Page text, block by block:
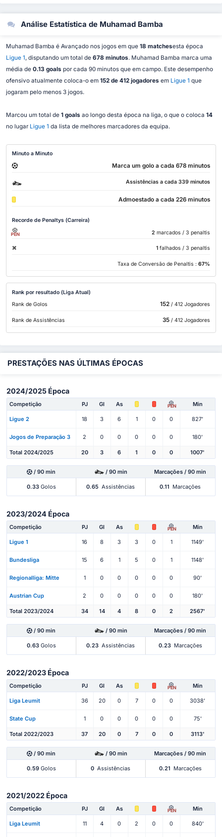
Análise Estatística de Muhamad Bamba
Muhamad Bamba é Avançado nos jogos em que 18 matchesesta época
Ligue 1, disputando um total de 678 minutos. Muhamad Bamba marca uma
média de 0.13 goals por cada 90 minutos que em campo. Este desempenho
ofensivo atualmente coloca-o em 152 de 412 jogadores em Ligue 1 que
jogaram pelo menos 3 jogos.
Marcou um total de 1 goals ao longo desta época na liga, o que o coloca 14
no lugar Ligue 1 da lista de melhores marcadores da equipa.
Minuto a Minuto
Marca um golo a cada 678 minutos
Assistências a cada 339 minutos
Admoestado a cada 226 minutos
Recorde de Penaltys (Carreira)
PEN 2 marcados / 3 penaltis
1 falhados / 3 penaltis
Taxa de Conversão de Penaltis : 67%
Rank por resultado (Liga Atual)
Rank de Golos
152/ 412 Jogadores
Rank de Assistências 35/ 412 Jogadores
PRESTAÇÕES NAS ÚLTIMAS ÉPOCAS
2024/2025 Época
Competição PJ Gl As PEN Min
Ligue 2 18 3 6 1 0 0 827'
Jogos de Preparação 3 2 0 0 0 0 0 180'
Total 2024/2025 20 3 6 1 0 0 1007'
/ 90 min / 90 min Marcações / 90 min
0.33Golos 0.65 Assistências 0.11 Marcações
2023/2024 Época
Competição PJ Gl As PEN Min
Ligue 1 16 8 3 3 0 1 1149'
Bundesliga 15 6 1 5 0 1 1148'
Regionalliga: Mitte 1 0 0 0 0 0 90'
Austrian Cup 2 0 0 0 0 0 180'
Total 2023/2024 34 14 4 8 0 2 2567'
/ 90 min / 90 min Marcações / 90 min
0.63Golos 0.23 Assistências 0.23 Marcações
2022/2023 Época
Competição PJ Gl As PEN Min
Liga Leumit 36 20 0 7 0 0 3038'
State Cup 1 0 0 0 0 0 75'
Total 2022/2023 37 20 0 7 0 0 3113'
/ 90 min / 90 min Marcações / 90 min
0.59Golos 0 Assistências 0.21 Marcações
2021/2022 Época
Competição PJ Gl As PEN Min
Liga Leumit 11 4 0 2 0 0 840'